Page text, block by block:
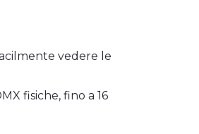
vedere le
fisiche, fino a 16